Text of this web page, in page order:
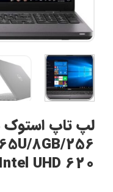
8GB/256
UHD 620